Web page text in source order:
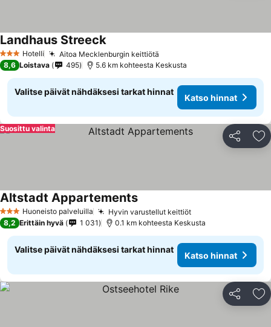
3 Tähtiluokitus
Hotelli Aitoa Mecklenburgin keittiötä
Landhaus StreeckKatso hinnat
8,6 Loistava 495 5.6 km kohteesta Keskusta
Valitse päivät nähdäksesi tarkat hinnat
Katso hinnat
Jaa
Suosittu valinta
3 Tähtiluokitus
Huoneisto palveluilla Hyvin varustellut keittiötKatso hinnat
Altstadt AppartementsKatso hinnat
8,2 Erittäin hyvä 1 031 0.1 km kohteesta Keskusta
Valitse päivät nähdäksesi tarkat hinnat
Katso hinnat
Jaa